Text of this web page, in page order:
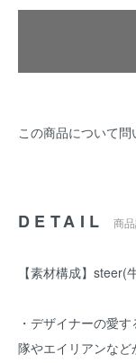
この商品について問
DETAIL 商
【素材構成】steer(
・デザイナーの愛
隊やエイリアンな